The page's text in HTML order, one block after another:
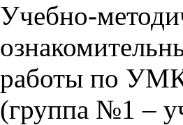
Учебно-
работы по УМК
(группа №1 –